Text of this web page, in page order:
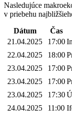
Nasledujúce
v priebehu
Dátum
Čas
21.04.2025
17:00
22.04.2025
18:00
23.04.2025
17:00
23.04.2025
17:00
23.04.2025
17:30
24.04.2025
11:00